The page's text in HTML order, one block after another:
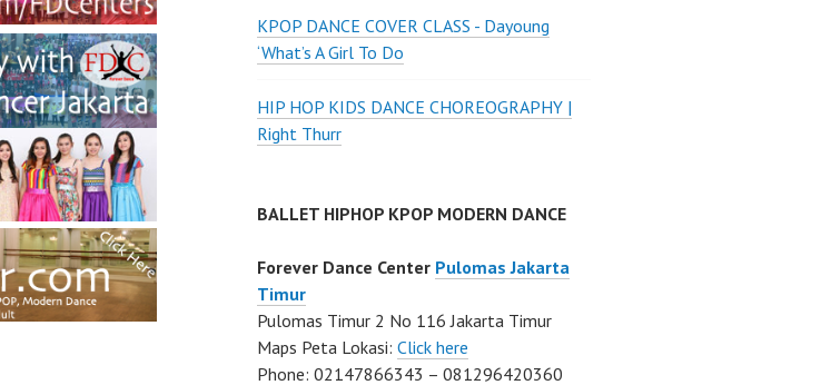
KPOP DANCE COVER CLASS - Dayoung
‘What’s A Girl To Do
HIP HOP KIDS DANCE CHOREOGRAPHY |
Right Thurr
BALLET HIPHOP KPOP MODERN DANCE
Forever Dance Center Pulomas Jakarta
Timur
Pulomas Timur 2 No 116 Jakarta Timur
Maps Peta Lokasi: Click here
Phone: 02147866343 – 081296420360